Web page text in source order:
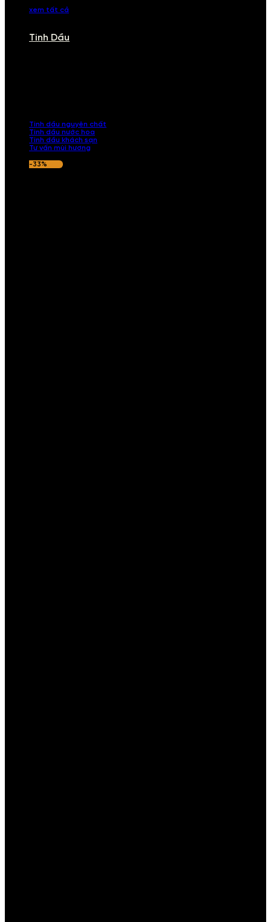
xem tất cả
Tinh Dầu
Tinh dầu nguyên chất
Tinh dầu nước hoa
Tinh dầu khách sạn
Tư vấn mùi hương
-33%